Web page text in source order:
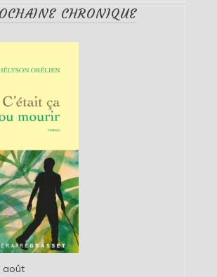
CHRONIQUE
août